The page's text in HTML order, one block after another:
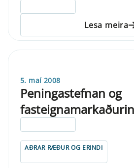
Lesa meira
5. maí 2008
Peningastefnan og
AÐRAR RÆÐUR OG ERINDI